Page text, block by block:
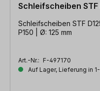
Schleifscheiben STF
Schleifscheiben STF
P150 | Ø: 125 mm
Art.-Nr.: F-497170
Auf Lager, Lieferung in